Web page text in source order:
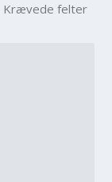
Krævede felter